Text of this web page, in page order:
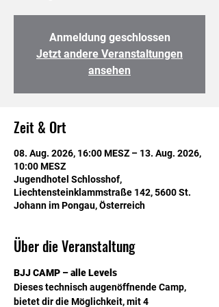
Anmeldung geschlossen
Jetzt andere Veranstaltungen
ansehen
Zeit & Ort
08. Aug. 2026, 16:00 MESZ – 13. Aug. 2026,
10:00 MESZ
Jugendhotel Schlosshof,
Liechtensteinklammstraße 142, 5600 St.
Johann im Pongau, Österreich
Über die Veranstaltung
BJJ CAMP – alle Levels
Dieses technisch augenöffnende Camp,
bietet dir die Möglichkeit, mit 4